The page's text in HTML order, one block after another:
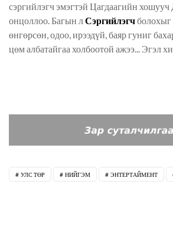
сэргийлэгч эмэгтэй Цагдаагийн
онцоллоо. Багын лСэргийлэгч
өнгөрсөн, одоо, ирээдүй, баяр гуниг
цөм албатайгаа холбоотой ажээ... Эгэл
УЛС ТӨР НИЙГЭМ ЭНТЕРТАЙМЕНТ